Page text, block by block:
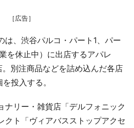
［広告］
、渋谷パルコ・パート1、パー
を休止中）に出店するアパレ
別注商品などを詰め込んだ各店
投入する。
リー・雑貨店「デルフォニック
クト「ヴィアバスストップアクセ